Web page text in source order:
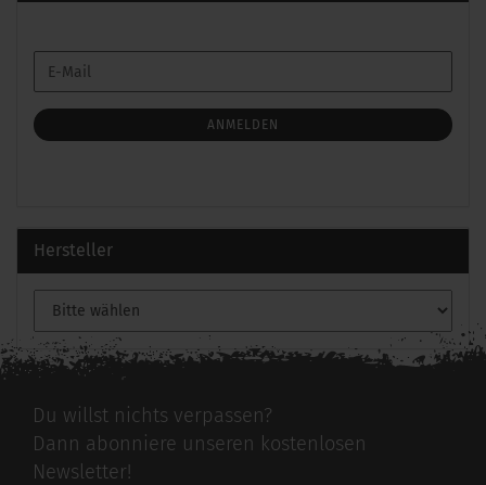
ZUR
ANMELDUNG
E-
Mail
ANMELDEN
Hersteller
Du willst nichts verpassen?
Dann abonniere unseren kostenlosen
Newsletter!